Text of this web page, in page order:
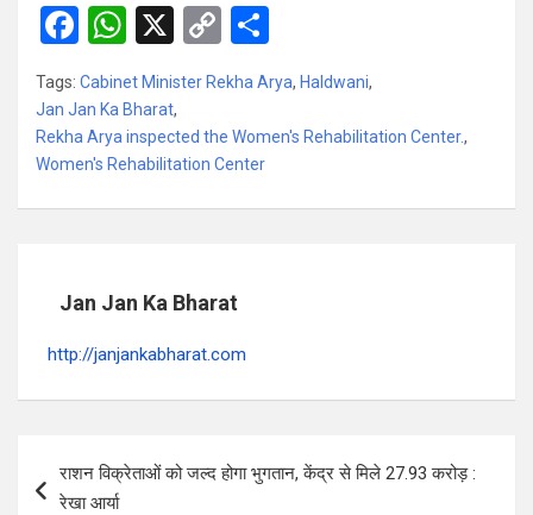
F
ce
b
o
o
W
at
s
A
p
X
C
py
Li
n
k
ar
e
Tags: Cabinet Minister Rekha Arya, Haldwani,
Jan Jan Ka Bharat,
Rekha Arya inspected the Women's Rehabilitation Center.,
Women's Rehabilitation Center
Jan Jan Ka Bharat
http://janjankabharat.com
navigation
राशन विक्रेताओं को जल्द होगा भुगतान, केंद्र से मिले 27.93 करोड़ :
रेखा आर्या